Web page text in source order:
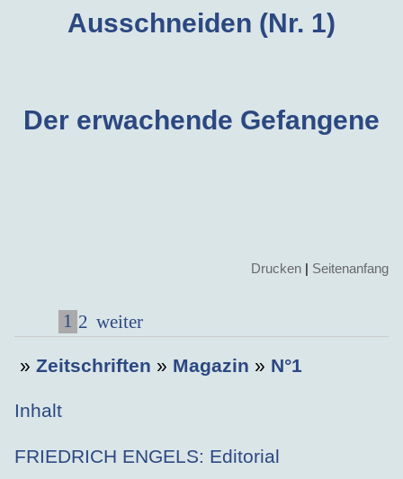
Ausschneiden (Nr. 1)
Der erwachende Gefangene
Drucken | Seitenanfang
1 2 weiter
» Zeitschriften » Magazin » N°1
Inhalt
FRIEDRICH ENGELS: Editorial